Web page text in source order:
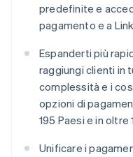
predefinite e
pagamento e a
Espanderti più
raggiungi clienti in
complessità e i
opzioni di
195 Paesi e in oltre
Unificare i